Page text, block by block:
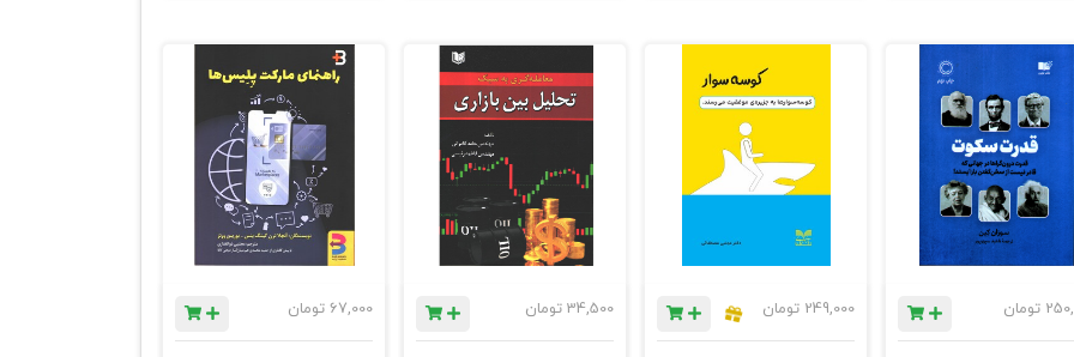
تومان 249,000 تومان 34,500 تومان 67,000 تومان